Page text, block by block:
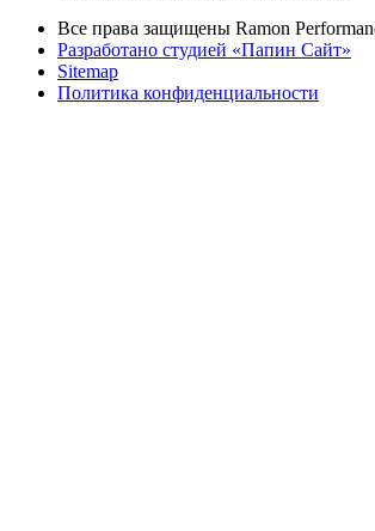
Все права защищены Ramon
Разработано студией «Папин Сайт»
Sitemap
Политика конфиденциальности